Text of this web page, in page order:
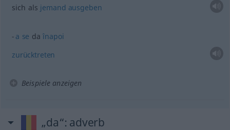
sich als jemand ausgeben
a se daînapoi
zurücktreten
Beispiele anzeigen
„da“: adverb